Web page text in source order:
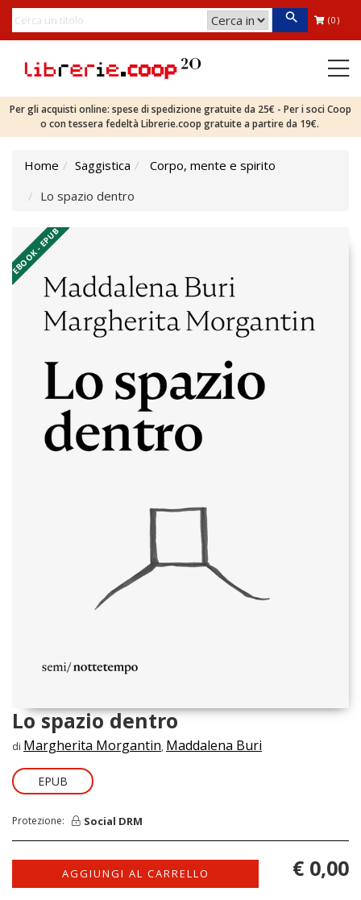
(0)
Per gli acquisti online: spese di spedizione gratuite da 25€ - Per i soci Coop
o con tessera fedeltà Librerie.coop gratuite a partire da 19€.
Home Saggistica
Corpo, mente e spirito
Lo spazio dentro
EBOOK - EPUB
Lo spazio dentro
di Margherita Morgantin, Maddalena Buri
EPUB
Protezione: Social DRM
AGGIUNGI AL CARRELLO € 0,00